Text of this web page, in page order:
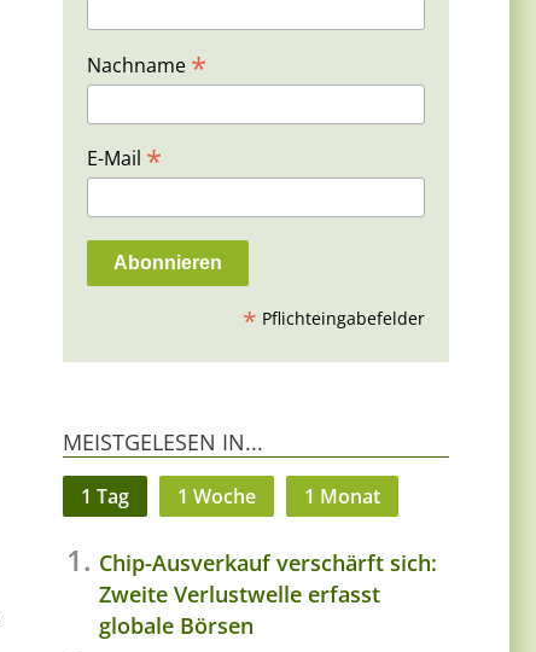
Nachname *
E-Mail *
* Pflichteingabefelder
MEISTGELESEN IN...
1 Tag 1 Woche 1 Monat
Chip-Ausverkauf verschärft sich:
Zweite Verlustwelle erfasst
globale Börsen